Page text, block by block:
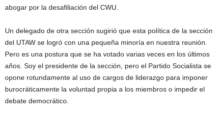
abogar por la desafiliación del CWU.
Un delegado de otra sección sugirió que esta política de la sección
del UTAW se logró con una pequeña minoría en nuestra reunión.
Pero es una postura que se ha votado varias veces en los últimos
años. Soy el presidente de la sección, pero el Partido Socialista se
opone rotundamente al uso de cargos de liderazgo para imponer
burocráticamente la voluntad propia a los miembros o impedir el
debate democrático.